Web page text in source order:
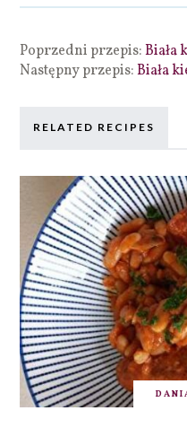
Poprzedni przepis:Biała
Następny przepis:Biała
RELATED RECIPES